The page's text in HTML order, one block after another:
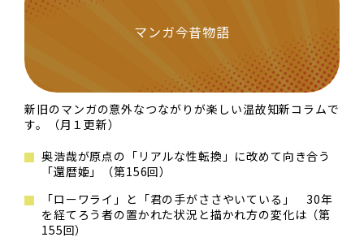
マンガ今昔物語
新旧のマンガの意外なつながりが楽しい温故知新コラムで
す。（月１更新）
奥浩哉が原点の「リアルな性転換」に改めて向き合う
「還暦姫」（第156回）
「ローワライ」と「君の手がささやいている」 30年
を経てろう者の置かれた状況と描かれ方の変化は（第
155回）